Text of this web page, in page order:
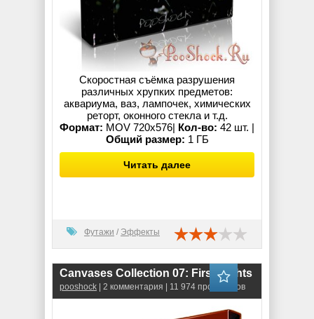
Скоростная съёмка разрушения
различных хрупких предметов:
аквариума, ваз, лампочек, химических
реторт, оконного стекла и т.д.
Формат: MOV 720x576| Кол-во: 42 шт. |
Общий размер: 1 ГБ
Читать далее
Футажи / Эффекты
Canvases Collection 07: First Sights
pooshock | 2 комментария | 11 974 просмотров